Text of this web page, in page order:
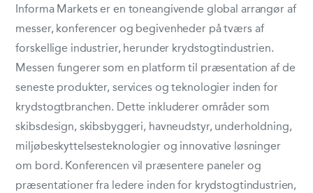
Informa Markets er en toneangivende global arrangør af
messer, konferencer og begivenheder på tværs af
forskellige industrier, herunder krydstogtindustrien.
Messen fungerer som en platform til præsentation af de
seneste produkter, services og teknologier inden for
krydstogtbranchen. Dette inkluderer områder som
skibsdesign, skibsbyggeri, havneudstyr, underholdning,
miljøbeskyttelsesteknologier og innovative løsninger
om bord. Konferencen vil præsentere paneler og
præsentationer fra ledere inden for krydstogtindustrien,